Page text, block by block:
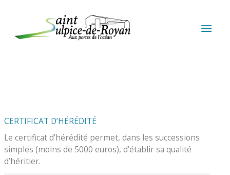
CERTIFICAT D’HÉRÉDITÉ
Le certificat d’hérédité permet, dans les successions
simples (moins de 5000 euros), d’établir sa qualité
d’héritier.